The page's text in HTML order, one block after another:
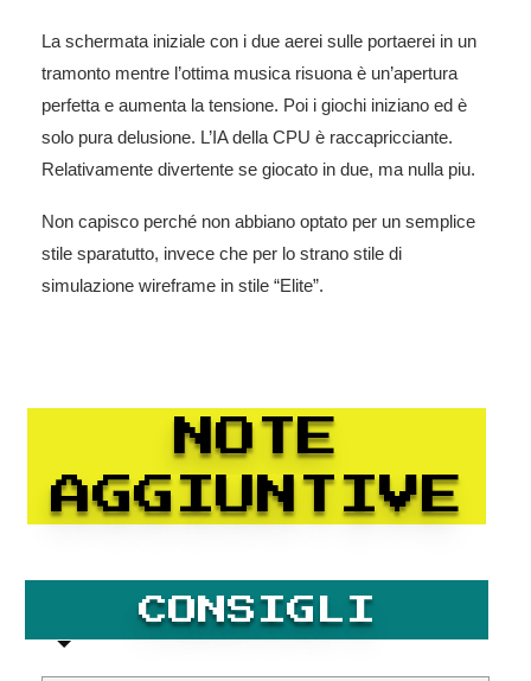
La schermata iniziale con i due aerei sulle portaerei in un
tramonto mentre l’ottima musica risuona è un’apertura
perfetta e aumenta la tensione. Poi i giochi iniziano ed è
solo pura delusione. L’IA della CPU è raccapricciante.
Relativamente divertente se giocato in due, ma nulla piu.
Non capisco perché non abbiano optato per un semplice
stile sparatutto, invece che per lo strano stile di
simulazione wireframe in stile “Elite”.
NOTE
AGGIUNTIVE
CONSIGLI